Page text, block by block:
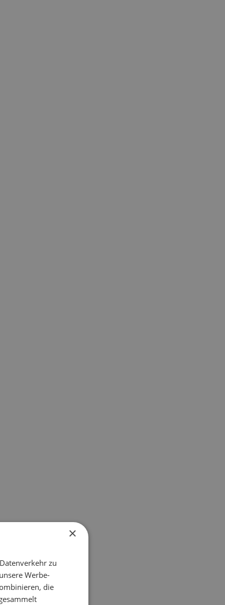
×
zu
Werbe-
die